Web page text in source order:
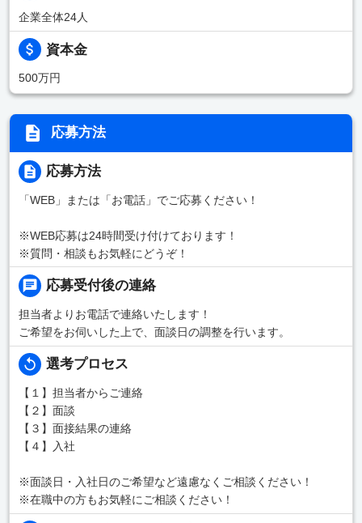
企業全体24人
資本金
500万円
応募方法
応募方法
「WEB」または「お電話」でご応募ください！
※WEB応募は24時間受け付けております！
※質問・相談もお気軽にどうぞ！
応募受付後の連絡
担当者よりお電話で連絡いたします！
ご希望をお伺いした上で、面談日の調整を行います。
選考プロセス
【１】担当者からご連絡
【２】面談
【３】面接結果の連絡
【４】入社
※面談日・入社日のご希望など遠慮なくご相談ください！
※在職中の方もお気軽にご相談ください！